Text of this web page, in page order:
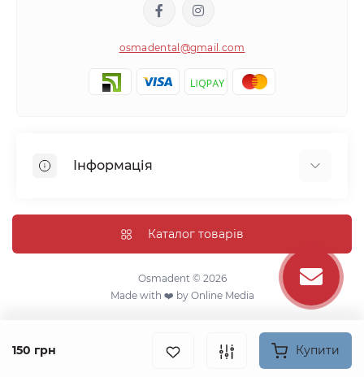
150 грн Купити
osmadental@gmail.com
Інформація
Відгуки про магазин
Доставка
Карта сайту
Каталог товарів
Osmadent © 2026
Made with ❤️ by Online Media